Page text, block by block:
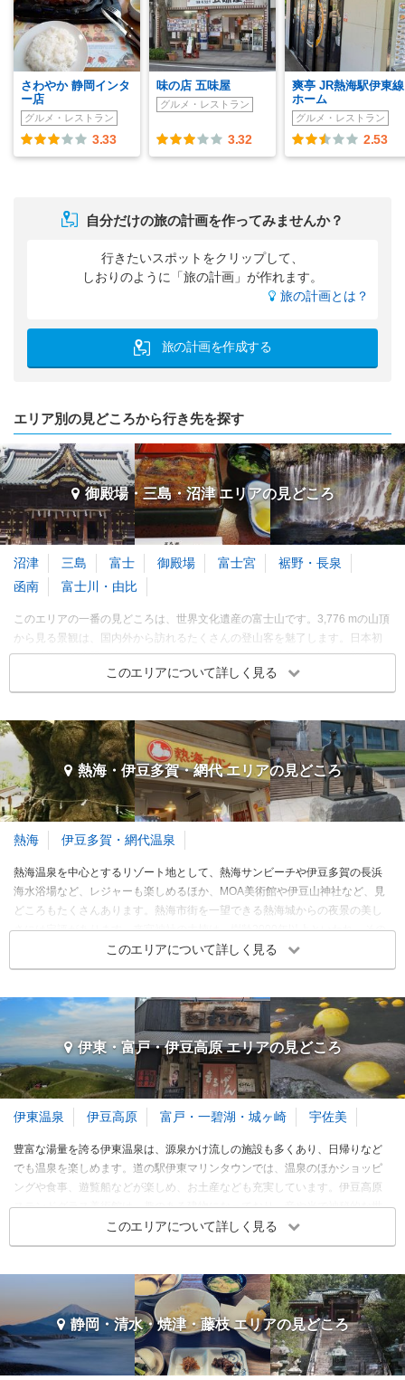
さわやか 静岡インタ
ー店
グルメ・レストラン
3.33
味の店 五味屋
グルメ・レストラン
3.32
爽亭 JR熱海駅伊東線
ホーム
グルメ・レストラン
2.53
自分だけの旅の計画を作ってみませんか？
行きたいスポットをクリップして、
しおりのように「旅の計画」が作れます。
旅の計画とは？
旅の計画を作成する
エリア別の見どころから行き先を探す
御殿場・三島・沼津 エリアの見どころ
沼津 三島 富士 御殿場 富士宮
裾野・長泉
函南
富士川・由比
このエリアの一番の見どころは、世界文化遺産の富士山です。3,776 mの山頂
から見る景観は、国内外から訪れるたくさんの登山客を魅了します。日本初
の森林型自然公園、富士サファリパークや、広大な敷地面積を誇る御殿場プ
レミアム・アウトレット、世界文化遺産のひとつである白糸の滝も人気で
す。伊豆・三津シーパラダイスでは、イルカのショーを見ることができま
御殿場・三島・沼津 エリア 旅行者の傾向
旅行時期 同行者 予算
3～5月
9～11月
12～2月
※このエリアに投稿された旅行記をもとに集計
春3～5月 秋9～11月 冬12～2月
クリップ
大瀬崎
自然・景勝地
3.37
訪れたトラベラーのクチコミ
クリップ
富士山本宮浅間大社
寺・神社・教会 富士宮
3.95
訪れたトラベラーのクチコミ
このエリアについて詳しく見る
熱海・伊豆多賀・網代 エリアの見どころ
熱海 伊豆多賀・網代温泉
熱海温泉を中心とするリゾート地として、熱海サンビーチや伊豆多賀の長浜
海水浴場など、レジャーも楽しめるほか、MOA美術館や伊豆山神社など、見
どころもたくさんあります。熱海市街を一望できる熱海城からの夜景の美し
さには定評があります。来宮神社の大楠は、樹齢2000年以上といわれ、その
周囲を1周すると、寿命が1年伸びると伝えられています。南熱海温泉ともい
われる網代温泉は、湯量豊富な秘湯で、のどかな佇まいで癒やされます。
熱海・伊豆多賀・網代 エリア 旅行者の傾向
旅行時期 同行者 予算
3～5月
6～8月
12～2月
熱海・伊豆多賀・網代 エリアの季節別人気スポット
春 夏6～8月 秋9～11月 冬12～2月
クリップ クリップ
このエリアについて詳しく見る
伊東・富戸・伊豆高原 エリアの見どころ
伊東温泉 伊豆高原 富戸・一碧湖・城ヶ崎 宇佐美
豊富な湯量を誇る伊東温泉は、源泉かけ流しの施設も多くあり、日帰りなど
でも温泉を楽しめます。道の駅伊東マリンタウンでは、温泉のほかショッピ
ングや食事、遊覧船などが楽しめ、お土産なども充実しています。伊豆高原
ステンドグラス美術館は、趣のある建物になっており、音や光で神秘的な世
界が広がります。伊豆高原には伊豆テディベア・ミュージアムや伊豆オルゴ
ール館など、美術館が多数点在しており、一日で周ることもできます
伊東・富戸・伊豆高原 エリア 旅行者の傾向
旅行時期 同行者 予算
このエリアについて詳しく見る
静岡・清水・焼津・藤枝 エリアの見どころ